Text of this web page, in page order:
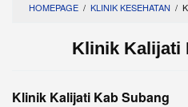
HOMEPAGE / KLINIK KESEHATAN /
Klinik Kalijati
Klinik Kalijati Kab Subang